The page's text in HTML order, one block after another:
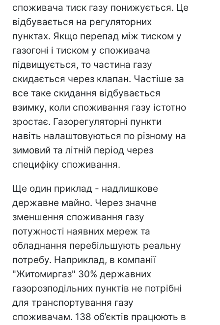
споживача тиск газу понижується. Це
відбувається на регуляторних
пунктах. Якщо перепад між тиском у
газогоні і тиском у споживача
підвищується, то частина газу
скидається через клапан. Частіше за
все таке скидання відбувається
взимку, коли споживання газу істотно
зростає. Газорегуляторні пункти
навіть налаштовуються по різному на
зимовий та літній період через
специфіку споживання.
Ще один приклад - надлишкове
державне майно. Через значне
зменшення споживання газу
потужності наявних мереж та
обладнання перебільшують реальну
потребу. Наприклад, в компанії
"Житомиргаз" 30% державних
газорозподільних пунктів не потрібні
для транспортування газу
споживачам. 138 об’єктів працюють в